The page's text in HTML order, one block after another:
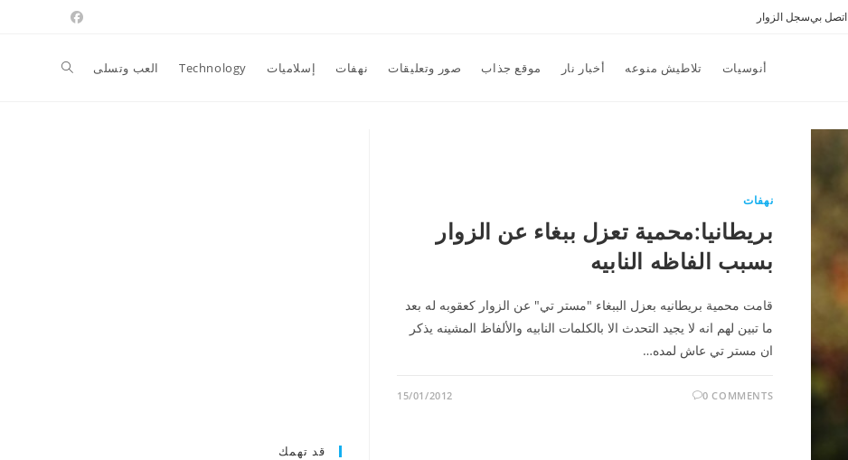
اتصل بيسجل الزوار
أنوسيات تلاطيش منوعه أخبار نار موقع جذاب صور وتعليقات نهفات إسلاميات Technology العب وتسلى Toggle
نهفات
بريطانيا:محمية تعزل ببغاء عن الزوار
بسبب الفاظه النابيه
قامت محمية بريطانيه بعزل الببغاء "مستر تي" عن الزوار كعقوبه له بعد
ما تبين لهم انه لا يجيد التحدث الا بالكلمات النابيه والألفاظ المشينه يذكر
ان مستر تي عاش لمده…
0 COMMENTS
15/01/2012
قد تهمك